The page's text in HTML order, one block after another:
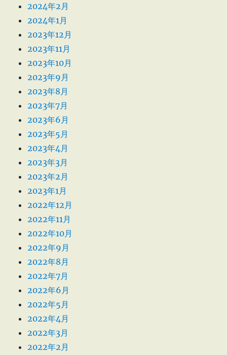
2024年2月
2024年1月
2023年12月
2023年11月
2023年10月
2023年9月
2023年8月
2023年7月
2023年6月
2023年5月
2023年4月
2023年3月
2023年2月
2023年1月
2022年12月
2022年11月
2022年10月
2022年9月
2022年8月
2022年7月
2022年6月
2022年5月
2022年4月
2022年3月
2022年2月